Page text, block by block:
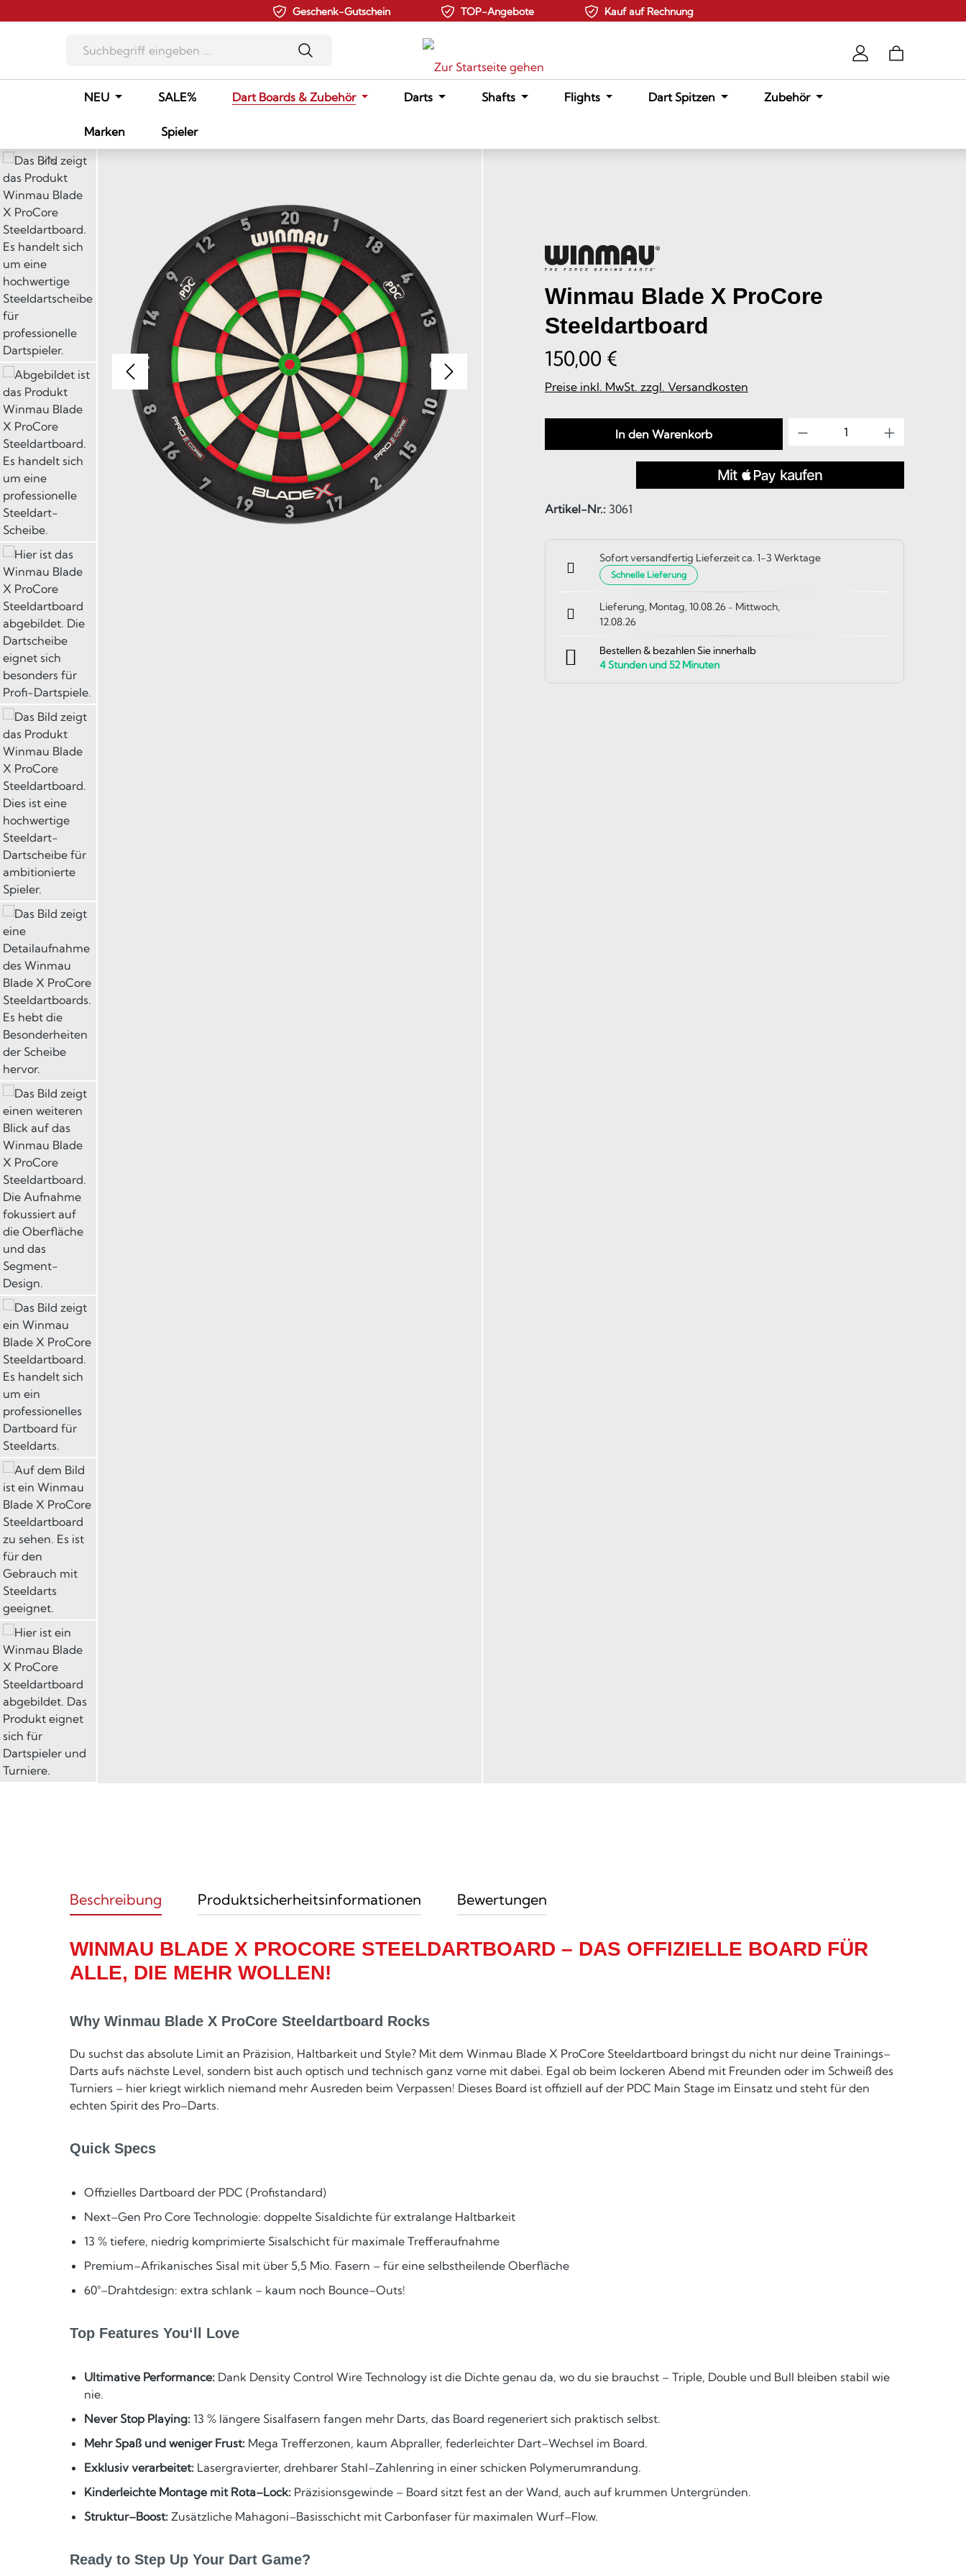
Geschenk-Gutschein TOP-Angebote Kauf auf Rechnung
NEU SALE% Dart Boards & Zubehör Darts Shafts Flights Dart Spitzen Zubehör
Marken
Spieler
Bildergalerie überspringen
Winmau Blade X ProCore
Steeldartboard
150,00 €
Preise inkl. MwSt. zzgl. Versandkosten
Produkt Anzahl: Gib
In den Warenkorb
Artikel-Nr.: 3061
Sofort versandfertig Lieferzeit ca. 1-3 Werktage
Schnelle Lieferung
Lieferung, Montag, 10.08.26 - Mittwoch,
12.08.26
Bestellen & bezahlen Sie innerhalb
4Stunden und52 Minuten
Beschreibung Produktsicherheitsinformationen Bewertungen
WINMAU BLADE X PROCORE STEELDARTBOARD – DAS OFFIZIELLE BOARD FÜR
ALLE, DIE MEHR WOLLEN!
Why Winmau Blade X ProCore Steeldartboard Rocks
Du suchst das absolute Limit an Präzision, Haltbarkeit und Style? Mit dem Winmau Blade X ProCore Steeldartboard bringst du nicht nur deine Trainings–
Darts aufs nächste Level, sondern bist auch optisch und technisch ganz vorne mit dabei. Egal ob beim lockeren Abend mit Freunden oder im Schweiß des
Turniers – hier kriegt wirklich niemand mehr Ausreden beim Verpassen! Dieses Board ist offiziell auf der PDC Main Stage im Einsatz und steht für den
echten Spirit des Pro–Darts.
Quick Specs
Offizielles Dartboard der PDC (Profistandard)
Next–Gen Pro Core Technologie: doppelte Sisaldichte für extralange Haltbarkeit
13 % tiefere, niedrig komprimierte Sisalschicht für maximale Trefferaufnahme
Premium–Afrikanisches Sisal mit über 5,5 Mio. Fasern – für eine selbstheilende Oberfläche
60°–Drahtdesign: extra schlank – kaum noch Bounce–Outs!
Top Features You‘ll Love
Ultimative Performance: Dank Density Control Wire Technology ist die Dichte genau da, wo du sie brauchst – Triple, Double und Bull bleiben stabil wie
nie.
Never Stop Playing: 13 % längere Sisalfasern fangen mehr Darts, das Board regeneriert sich praktisch selbst.
Mehr Spaß und weniger Frust: Mega Trefferzonen, kaum Abpraller, federleichter Dart–Wechsel im Board.
Exklusiv verarbeitet: Lasergravierter, drehbarer Stahl–Zahlenring in einer schicken Polymerumrandung.
Kinderleichte Montage mit Rota–Lock: Präzisionsgewinde – Board sitzt fest an der Wand, auch auf krummen Untergründen.
Struktur–Boost: Zusätzliche Mahagoni–Basisschicht mit Carbonfaser für maximalen Wurf–Flow.
Ready to Step Up Your Dart Game?